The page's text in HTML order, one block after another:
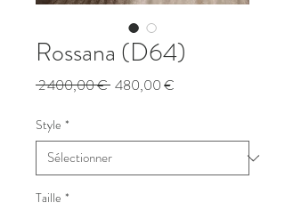
Rossana (D64)
2 400,00 € Prix
480,00 €
Style *
Taille *